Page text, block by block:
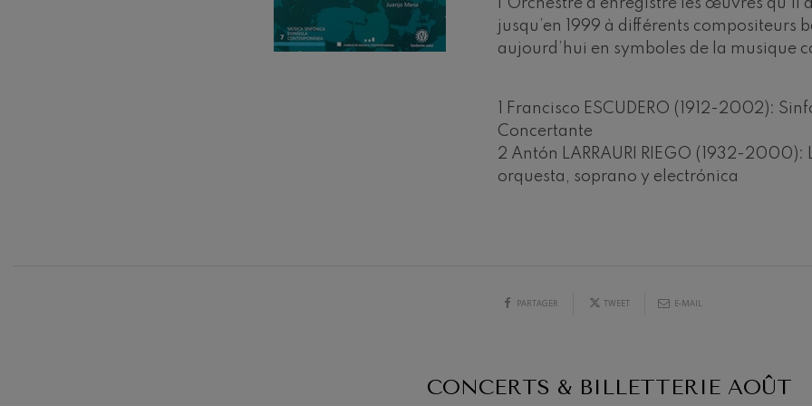
l’Orchestre a enregistré les œuvres
jusqu’en 1999 à différents compositeurs
aujourd’hui en symboles de la musique
1 Francisco ESCUDERO (1912-2002):
Concertante
2 Antón LARRAURI RIEGO (1932-2000):
orquesta, soprano y electrónica
PARTAGER TWEET E-MAIL
CONCERTS & BILLETTERIE AOÛT
C. Franck: Variations symphoniques
C. Franck
J. C. Arriaga: Los esclavos felices. Ouverture